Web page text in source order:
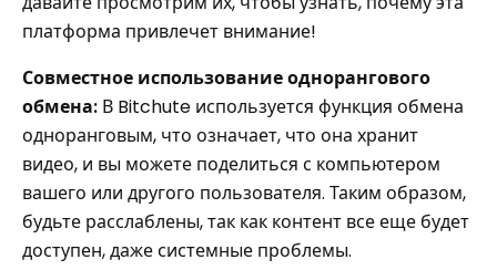
платформа привлечет внимание!
Совместное использование однорангового
обмена: В Bitchute используется функция обмена
одноранговым, что означает, что она хранит
видео, и вы можете поделиться с компьютером
вашего или другого пользователя. Таким образом,
будьте расслаблены, так как контент все еще будет
доступен, даже системные проблемы.